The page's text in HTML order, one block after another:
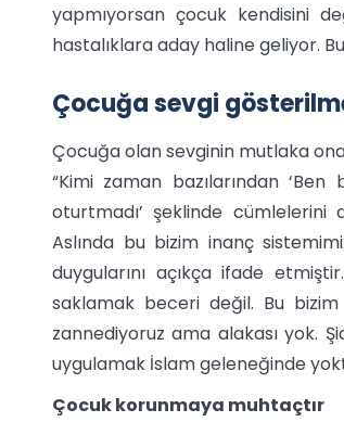
yapmıyorsan çocuk kendisini
hastalıklara aday haline geliyor.
Çocuğa sevgi
Çocuğa olan sevginin mutlaka
“Kimi zaman bazılarından
oturtmadı’ şeklinde cümlelerini
Aslında bu bizim inanç
duygularını açıkça ifade
saklamak beceri değil. Bu bizim
zannediyoruz ama alakası yok.
uygulamak İslam geleneğinde
Çocuk korunmaya muhtaçtır